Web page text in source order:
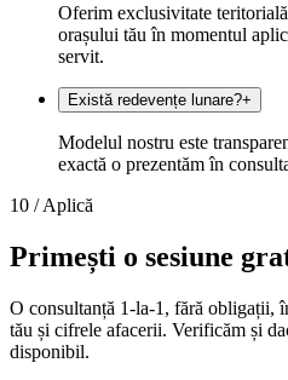
Oferim exclusivitate
orașului tău în momentul
servit.
Există redevențe lunare?+
Modelul nostru este
exactă o prezentăm în
10 /Aplică
Primești o sesiune
O consultanță 1-la-1, fără obligații,
tău și cifrele afacerii. Verificăm și
disponibil.